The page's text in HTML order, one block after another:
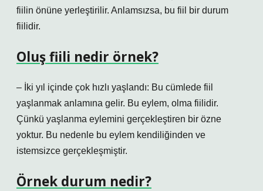
fiilin önüne yerleştirilir. Anlamsızsa, bu fiil bir durum
fiilidir.
Oluş fiili nedir örnek?
– İki yıl içinde çok hızlı yaşlandı: Bu cümlede fiil
yaşlanmak anlamına gelir. Bu eylem, olma fiilidir.
Çünkü yaşlanma eylemini gerçekleştiren bir özne
yoktur. Bu nedenle bu eylem kendiliğinden ve
istemsizce gerçekleşmiştir.
Örnek durum nedir?